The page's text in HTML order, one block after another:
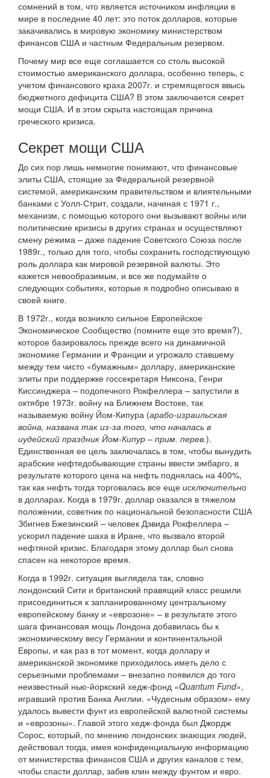
сомнений в том, что является источником инфляции в
мире в последние 40 лет: это поток долларов, которые
закачивались в мировую экономику министерством
финансов США и частным Федеральным резервом.
Почему мир все еще соглашается со столь высокой
стоимостью американского доллара, особенно теперь, с
учетом финансового краха 2007г. и стремящегося ввысь
бюджетного дефицита США? В этом заключается секрет
мощи США. И в этом скрыта настоящая причина
греческого кризиса.
Секрет мощи США
До сих пор лишь немногие понимают, что финансовые
элиты США, стоящие за Федеральной резервной
системой, американским правительством и влиятельными
банками с Уолл-Стрит, создали, начиная с 1971 г.,
механизм, с помощью которого они вызывают войны или
политические кризисы в других странах и осуществляют
смену режима – даже падение Советского Союза после
1989г., только для того, чтобы сохранить господствующую
роль доллара как мировой резервной валюты. Это
кажется невообразимым, и все же подумайте о
следующих событиях, которые я подробно описываю в
своей книге.
В 1972г., когда возникло сильное Европейское
Экономическое Сообщество (помните еще это время?),
которое базировалось прежде всего на динамичной
экономике Германии и Франции и угрожало ставшему
между тем чисто «бумажным» доллару, американские
элиты при поддержке госсекретаря Никсона, Генри
Киссинджера – подопечного Рокфеллера – запустили в
октябре 1973г. войну на Ближнем Востоке, так
называемую войну Йом-Кипура (арабо-израильская
война, названа так из-за того, что началась в
иудейский праздник Йом-Кипур – прим. перев.).
Единственная ее цель заключалась в том, чтобы вынудить
арабские нефтедобывающие страны ввести эмбарго, в
результате которого цена на нефть поднялась на 400%,
так как нефть тогда торговалась все еще исключительно
в долларах. Когда в 1979г. доллар оказался в тяжелом
положении, советник по национальной безопасности США
Збигнев Бжезинский – человек Дэвида Рокфеллера –
ускорил падение шаха в Иране, что вызвало второй
нефтяной кризис. Благодаря этому доллар был снова
спасен на некоторое время.
Когда в 1992г. ситуация выглядела так, словно
лондонский Сити и британский правящий класс решили
присоединиться к запланированному центральному
европейскому банку и «еврозоне» – в результате этого
шага финансовая мощь Лондона добавилась бы к
экономическому весу Германии и континентальной
Европы, и как раз в тот момент, когда доллару и
американской экономике приходилось иметь дело с
серьезными проблемами – внезапно появился до того
неизвестный нью-йоркский хедж-фонд «Quantum Fund»,
игравший против Банка Англии. «Чудесным образом» ему
удалось вывести фунт из европейской валютной системы
и «еврозоны». Главой этого хедж-фонда был Джордж
Сорос, который, по мнению лондонских знающих людей,
действовал тогда, имея конфиденциальную информацию
от министерства финансов США и других каналов с тем,
чтобы спасти доллар, забив клин между фунтом и евро.